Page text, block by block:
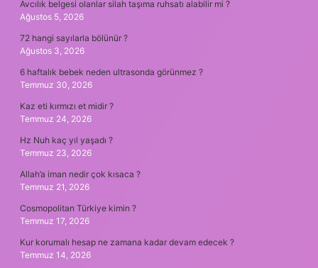
Avcılık belgesi olanlar silah taşıma ruhsatı alabilir mi ?
Ağustos 5, 2026
72 hangi sayılarla bölünür ?
Ağustos 3, 2026
6 haftalık bebek neden ultrasonda görünmez ?
Temmuz 30, 2026
Kaz eti kırmızı et midir ?
Temmuz 24, 2026
Hz Nuh kaç yıl yaşadı ?
Temmuz 23, 2026
Allah’a iman nedir çok kısaca ?
Temmuz 21, 2026
Cosmopolitan Türkiye kimin ?
Temmuz 17, 2026
Kur korumalı hesap ne zamana kadar devam edecek ?
Temmuz 14, 2026